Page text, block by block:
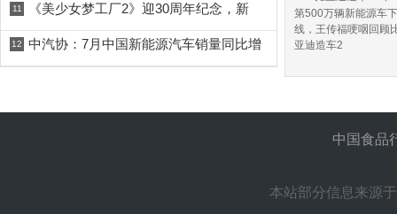
11 《美少女梦工厂2》迎30周年纪念，新
12 中汽协：7月中国新能源汽车销量同比增
第500万辆新能源车下
线，王传福哽咽回顾
亚迪造车2
中国食品
本站部分信息来源